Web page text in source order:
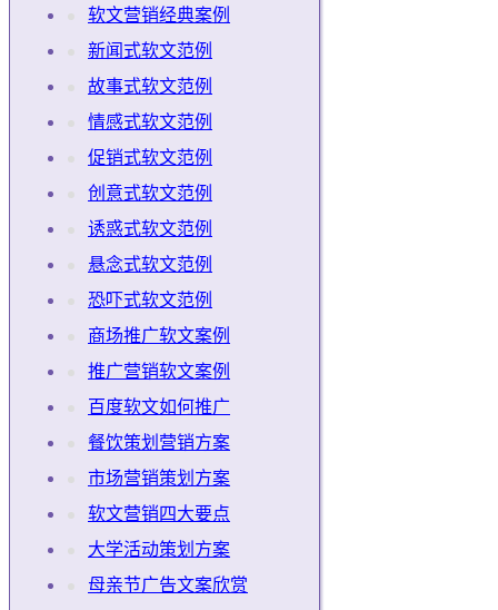
软文营销经典案例
新闻式软文范例
故事式软文范例
情感式软文范例
促销式软文范例
创意式软文范例
诱惑式软文范例
悬念式软文范例
恐吓式软文范例
商场推广软文案例
推广营销软文案例
百度软文如何推广
餐饮策划营销方案
市场营销策划方案
软文营销四大要点
大学活动策划方案
母亲节广告文案欣赏